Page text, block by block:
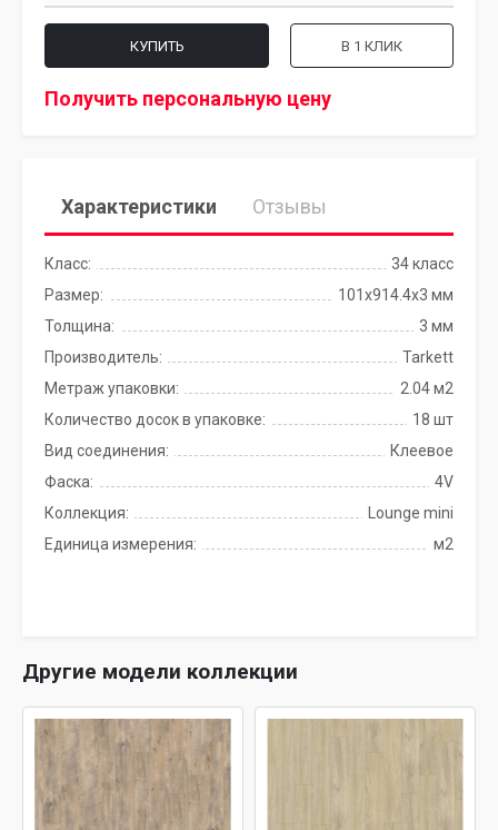
КУПИТЬ В 1 КЛИК
Получить персональную цену
Характеристики Отзывы
Класс:
34 класс
Размер:
101x914.4х3 мм
Толщина:
3 мм
Производитель:
Tarkett
Метраж упаковки:
2.04 м2
Количество досок в упаковке:
18 шт
Вид соединения:
Клеевое
Фаска:
4V
Коллекция:
Lounge mini
Единица измерения:
м2
Другие модели коллекции